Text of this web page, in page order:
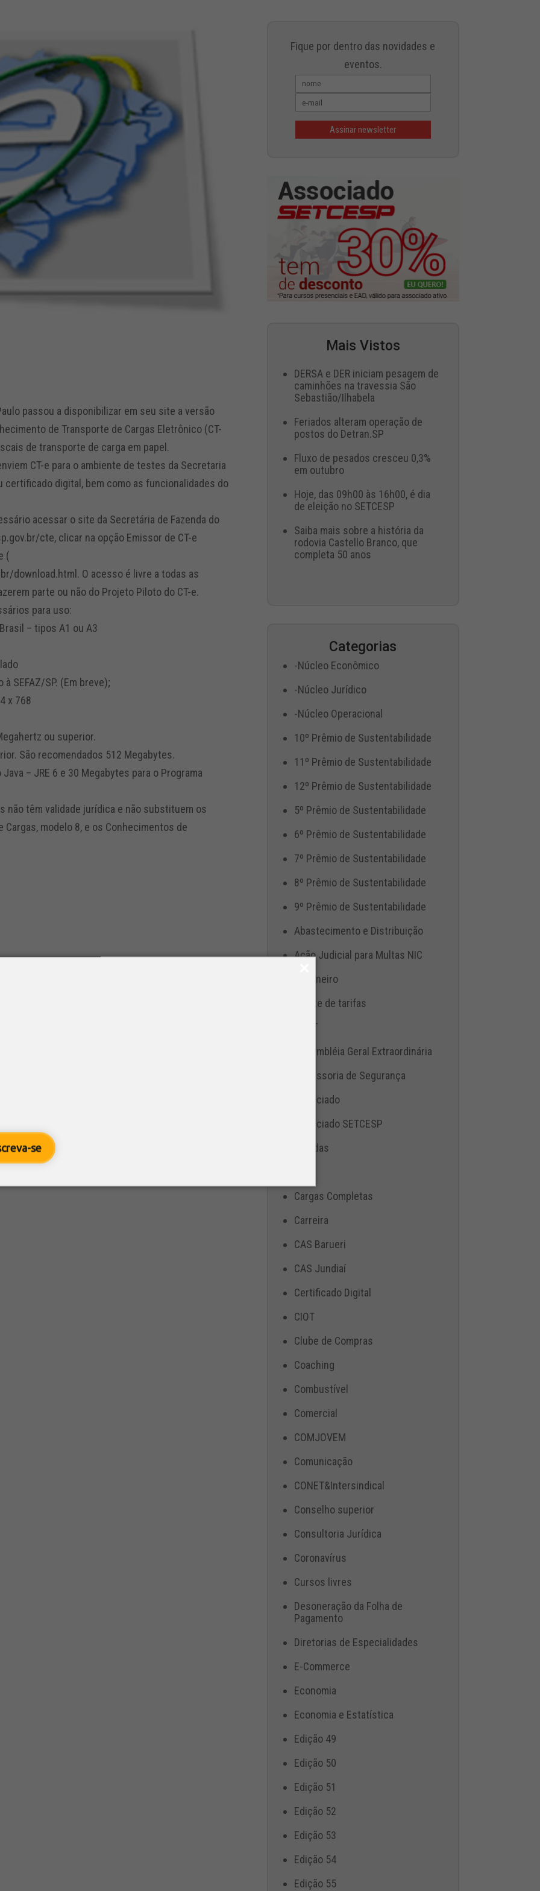
se
passou a disponibilizar em seu site a versão
de Transporte de Cargas Eletrônico (CT-
de transporte de carga em papel.
CT-e para o ambiente de testes da Secretaria
certificado digital, bem como as funcionalidades do
acessar o site da Secretária de Fazenda do
cte, clicar na opção Emissor de CT-e
(
download.html. O acesso é livre a todas as
parte ou não do Projeto Piloto do CT-e.
para uso:
– tipos A1 ou A3
SEFAZ/SP. (Em breve);
x 768
ou superior.
São recomendados 512 Megabytes.
– JRE 6 e 30 Megabytes para o Programa
não têm validade jurídica e não substituem os
modelo 8, e os Conhecimentos de
Fique por dentro das novidades e
eventos.
Mais Vistos
DERSA e DER iniciam pesagem de
caminhões na travessia São
Sebastião/Ilhabela
Feriados alteram operação de
postos do Detran.SP
Fluxo de pesados cresceu 0,3%
em outubro
Hoje, das 09h00 às 16h00, é dia
de eleição no SETCESP
Saiba mais sobre a história da
rodovia Castello Branco, que
completa 50 anos
Categorias
-Núcleo Econômico
-Núcleo Jurídico
-Núcleo Operacional
10º Prêmio de Sustentabilidade
11º Prêmio de Sustentabilidade
12º Prêmio de Sustentabilidade
5º Prêmio de Sustentabilidade
6º Prêmio de Sustentabilidade
7º Prêmio de Sustentabilidade
8º Prêmio de Sustentabilidade
9º Prêmio de Sustentabilidade
Abastecimento e Distribuição
Ação Judicial para Multas NIC
Aduaneiro
Ajuste de tarifas
ANTT
Assembléia Geral Extraordinária
Assessoria de Segurança
Associado
Associado SETCESP
Bebidas
Cargas Completas
Carreira
CAS Barueri
CAS Jundiaí
Certificado Digital
CIOT
Clube de Compras
Coaching
Combustível
Comercial
COMJOVEM
Comunicação
CONET&Intersindical
Conselho superior
Consultoria Jurídica
Coronavírus
Cursos livres
Desoneração da Folha de
Pagamento
Diretorias de Especialidades
E-Commerce
Economia
Economia e Estatística
Edição 49
Edição 50
Edição 51
Edição 52
Edição 53
Edição 54
Edição 55